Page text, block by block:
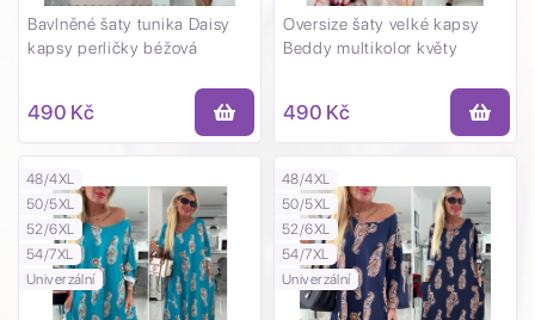
Bavlněné šaty tunika Daisy
kapsy perličky béžová
490 Kč
Oversize šaty velké kapsy
Beddy multikolor květy
490 Kč
48/4XL
50/5XL
52/6XL
54/7XL
Univerzální
48/4XL
50/5XL
52/6XL
54/7XL
Univerzální